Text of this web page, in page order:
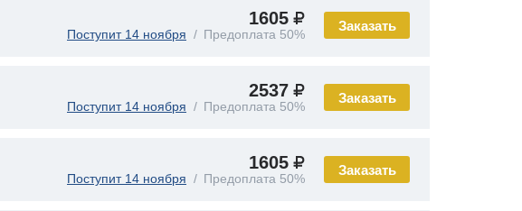
Заказать
1605
Поступит 14 ноября Предоплата 50%
Заказать
2537
Поступит 14 ноября Предоплата 50%
Заказать
1605
Поступит 14 ноября Предоплата 50%